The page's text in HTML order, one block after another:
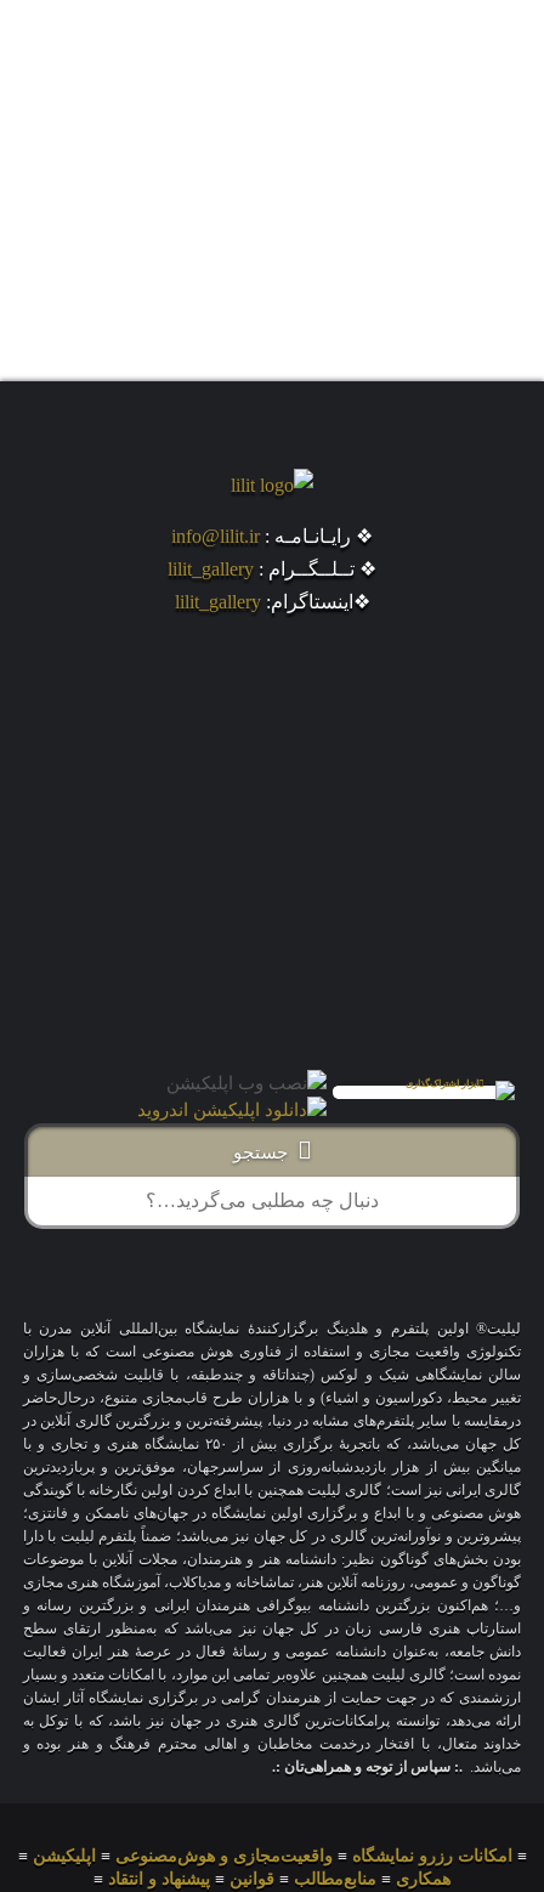
❖ رایـانـامـه : info@lilit.ir
❖ تــلــگــرام : lilit_gallery
❖اینستاگرام: lilit_gallery
جستجو
لیلیت® اولین پلتفرم و هلدینگ برگزارکنندهٔ نمایشگاه بین‌المللی آنلاین مدرن با
تکنولوژی واقعیت مجازی و استفاده از فناوری هوش مصنوعی است که با هزاران
سالن نمایشگاهی شیک و لوکس (چنداتاقه و چندطبقه، با قابلیت شخصی‌سازی و
تغییر محیط، دکوراسیون و اشیاء) و با هزاران طرح قاب‌مجازی متنوع، درحال‌حاضر
درمقایسه با سایر پلتفرم‌های مشابه در دنیا، پیشرفته‌ترین و بزرگترین گالری آنلاین در
کل جهان می‌باشد، که باتجربهٔ برگزاری بیش از ۲۵۰ نمایشگاه هنری و تجاری و با
میانگین بیش از هزار بازدیدشبانه‌روزی از سراسرجهان، موفق‌ترین و پربازدیدترین
گالری ایرانی نیز است؛ گالری لیلیت همچنین با ابداع کردن اولین نگارخانه با گویندگی
هوش مصنوعی و با ابداع و برگزاری اولین نمایشگاه در جهان‌های ناممکن و فانتزی؛
پیشروترین و نوآورانه‌ترین گالری در کل جهان نیز می‌باشد؛ ضمناً پلتفرم لیلیت با دارا
بودن بخش‌های گوناگون نظیر: دانشنامه هنر و هنرمندان، مجلات آنلاین با موضوعات
گوناگون و عمومی، روزنامه آنلاین هنر، تماشاخانه و مدیاکلاب، آموزشگاه هنری مجازی
و…؛ هم‌اکنون بزرگترین دانشنامه بیوگرافی هنرمندان ایرانی و بزرگترین رسانه و
استارتاپ هنری فارسی زبان در کل جهان نیز می‌باشد که به‌منظور ارتقای سطح
دانش جامعه، به‌عنوان دانشنامه عمومی و رسانهٔ فعال در عرصهٔ هنر ایران فعالیت
نموده است؛ گالری لیلیت همچنین علاوه‌بر تمامی این موارد، با امکانات متعدد و بسیار
ارزشمندی که در جهت حمایت از هنرمندان گرامی در برگزاری نمایشگاه آثار ایشان
ارائه می‌دهد، توانسته پرامکانات‌ترین گالری هنری در جهان نیز باشد، که با توکل به
خداوند متعال، با افتخار درخدمت مخاطبان و اهالی محترم فرهنگ و هنر بوده و
می‌باشد. .: سپاس از توجه و همراهی‌تان :.
≡ امکانات رزرو نمایشگاه ≡واقعیت‌مجازی و هوش‌مصنوعی ≡ اپلیکیشن ≡
همکاری ≡ منابع‌مطالب ≡ قوانین ≡ پیشنهاد و انتقاد ≡